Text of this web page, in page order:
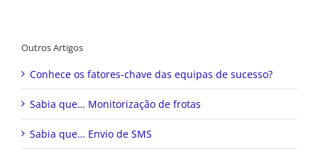
Outros Artigos
Conhece os fatores-chave das equipas de sucesso?
Sabia que… Monitorização de frotas
Sabia que… Envio de SMS